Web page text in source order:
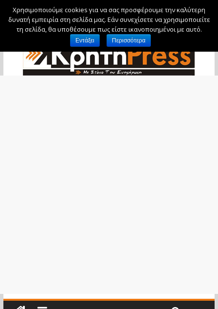
Πέμπτη, 6 Αυγούστου, 2026
Χρησιμοποιούμε cookies για να σας προσφέρουμε την καλύτερη
δυνατή εμπειρία στη σελίδα μας. Εάν συνεχίσετε να χρησιμοποιείτε
τη σελίδα, θα υποθέσουμε πως είστε ικανοποιημένοι με αυτό.
Εντάξει Περισσότερα